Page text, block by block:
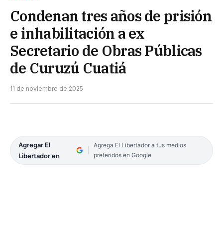
Condenan tres años de prisión
e inhabilitación a ex
Secretario de Obras Públicas
de Curuzú Cuatiá
11 de noviembre de 2025
Agregar El
Libertador en
Agrega El Libertador a tus medios
preferidos en Google